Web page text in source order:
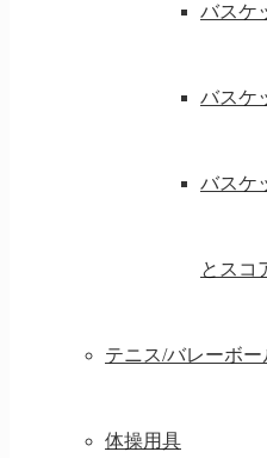
バスケ
バスケ
バスケ
とスコ
テニス/バレーボ
体操用具